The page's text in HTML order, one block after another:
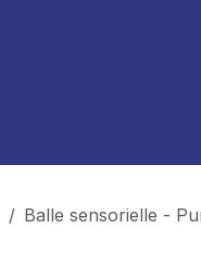
Balle sensorielle -